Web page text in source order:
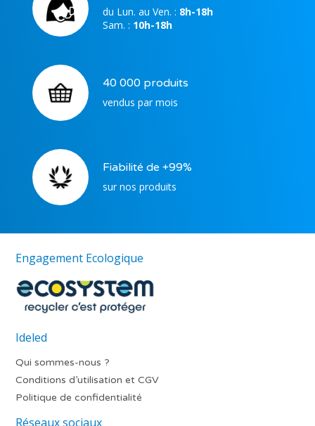
du Lun. au Ven. : 8h-18h
Sam. : 10h-18h
40 000 produits
vendus par mois
Fiabilité de +99%
sur nos produits
Engagement Ecologique
Ideled
Qui sommes-nous ?
Conditions d’utilisation et CGV
Politique de confidentialité
Réseaux sociaux